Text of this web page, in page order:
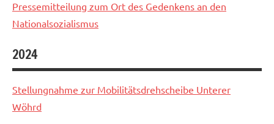
Pressemitteilung zum Ort des Gedenkens an den
Nationalsozialismus
Aktuelles
Aktuelles
2024
Stellungnahme zur Mobilitätsdrehscheibe Unterer
Wöhrd